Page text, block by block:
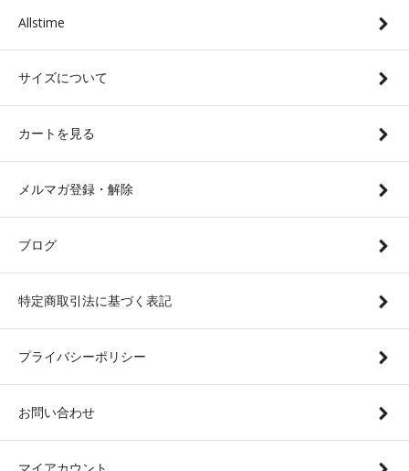
Allstime
サイズについて
カートを見る
メルマガ登録・解除
ブログ
特定商取引法に基づく表記
プライバシーポリシー
お問い合わせ